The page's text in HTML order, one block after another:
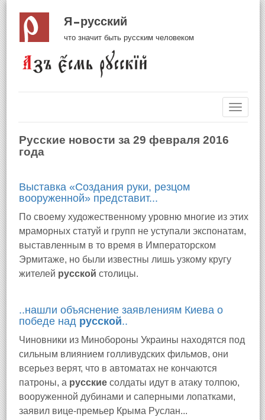
Я русский
что значит быть русским человеком
Русские новости за 29 февраля 2016
года
Выставка «Создания руки, резцом
вооруженной» представит...
По своему художественному уровню многие из этих
мраморных статуй и групп не уступали экспонатам,
выставленным в то время в Императорском
Эрмитаже, но были известны лишь узкому кругу
жителей русской столицы.
..нашли объяснение заявлениям Киева о
победе над русской..
Чиновники из Минобороны Украины находятся под
сильным влиянием голливудских фильмов, они
всерьез верят, что в автоматах не кончаются
патроны, а русские солдаты идут в атаку толпою,
вооруженной дубинами и саперными лопатками,
заявил вице-премьер Крыма Руслан...